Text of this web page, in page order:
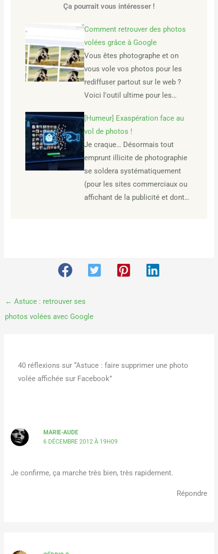
Ça pourrait vous intéresser !
Comment retrouver des photos
volées grâce à Google
Vous êtes photographe et on
vous vole vos photos pour les
rediffuser partout sur le web ?
Voici l'outil ultime pour les…
[Humeur] Exaspération face au
vol de photos !
Je craque… Désormais tout
emprunt illicite de photographie
se soldera systématiquement
(pour les sites commerciaux ou
affichant de la publicité et dont…
← Astuce : retrouver ses
photos volées avec Google
40 réflexions sur “Astuce : faire supprimer une photo
volée affichée sur Facebook”
MARIE-AUDE
6 DÉCEMBRE 2012 À 19H09
Je confirme, ça marche très bien, très rapidement.
Répondre